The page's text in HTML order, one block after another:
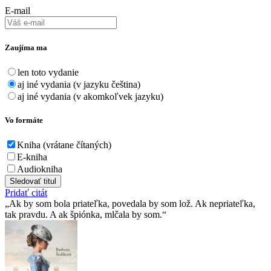
E-mail
Zaujíma ma
len toto vydanie
aj iné vydania (v jazyku čeština)
aj iné vydania (v akomkoľvek jazyku)
Vo formáte
Kniha (vrátane čítaných)
E-kniha
Audiokniha
Sledovať titul
Pridať citát
Ak by som bola priateľka, povedala by som lož. Ak nepriateľka,
tak pravdu. A ak špiónka, mlčala by som.